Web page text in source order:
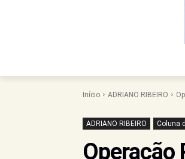
Início ADRIANO RIBEIRO
ADRIANO RIBEIRO Coluna
Operação